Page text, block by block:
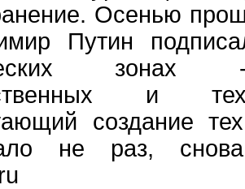
Осенью
Путин
зонах
и
создание
не раз,